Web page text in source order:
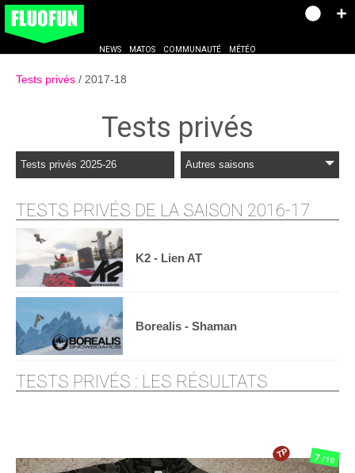
NEWS MATOS COMMUNAUTÉ MÉTÉO
Tests privés 2017-18
Tests privés
Tests privés 2025-26 Autres saisons
TESTS PRIVÉS DE LA SAISON 2016-17
K2 - Lien AT
Borealis - Shaman
TESTS PRIVÉS : LES RÉSULTATS
7/10
TP